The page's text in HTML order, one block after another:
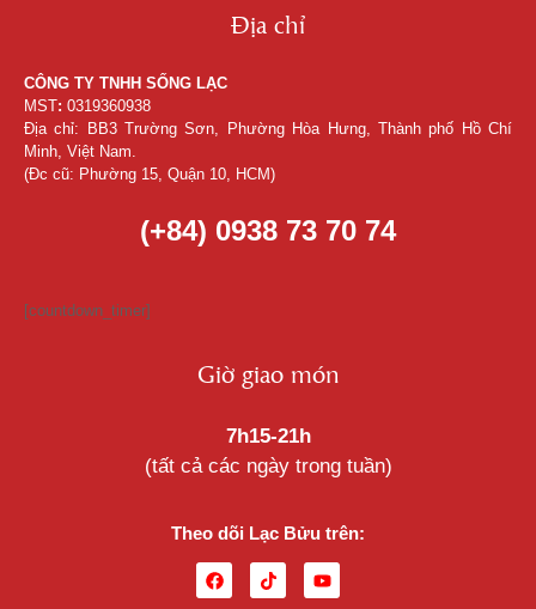
Địa chỉ
CÔNG TY TNHH SỐNG LẠC
MST: 0319360938
Địa chỉ: BB3 Trường Sơn, Phường Hòa Hưng, Thành phố Hồ Chí
Minh, Việt Nam.
(Đc cũ: Phường 15, Quận 10, HCM)
(+84) 0938 73 70 74
[countdown_timer]
Giờ giao món
7h15-21h
(tất cả các ngày trong tuần)
Theo dõi Lạc Bửu trên: